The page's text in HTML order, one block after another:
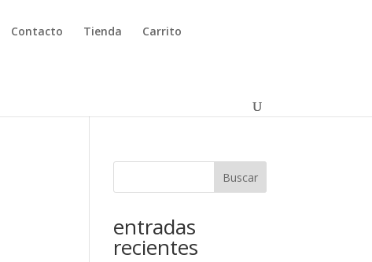
Contacto Tienda Carrito
Buscar
entradas
recientes